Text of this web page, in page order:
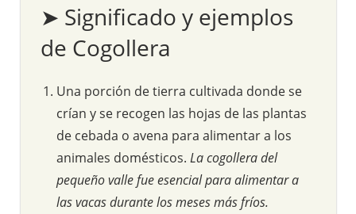
➤ Significado y ejemplos
de Cogollera
Una porción de tierra cultivada donde se
crían y se recogen las hojas de las plantas
de cebada o avena para alimentar a los
animales domésticos. La cogollera del
pequeño valle fue esencial para alimentar a
las vacas durante los meses más fríos.